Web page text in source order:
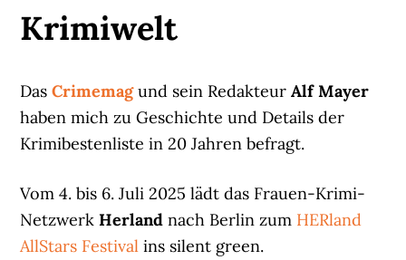
Krimiwelt
DasCrimemag und sein RedakteurAlf Mayer
haben mich zu Geschichte und Details der
Krimibestenliste in 20 Jahren befragt.
Vom 4. bis 6. Juli 2025 lädt das Frauen-Krimi-
NetzwerkHerlandnach Berlin zum HERland
AllStars Festivalins silent green.